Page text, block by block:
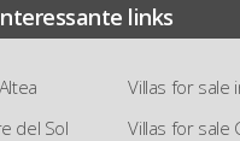
links
del Sol
Villas for sale
Villas for sale